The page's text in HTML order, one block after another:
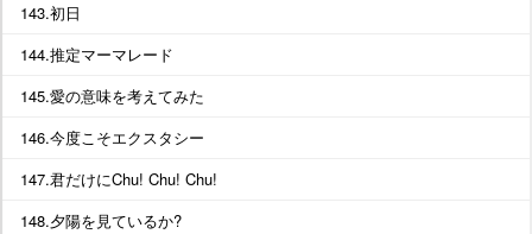
143.初日
144.推定マーマレード
145.愛の意味を考えてみた
146.今度こそエクスタシー
147.君だけにChu! Chu! Chu!
148.夕陽を見ているか?